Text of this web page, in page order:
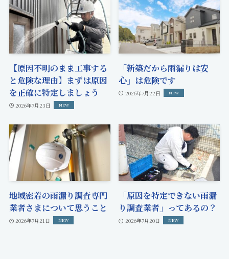
【原因不明のまま工事する
と危険な理由】まずは原因
を正確に特定しましょう
2026年7月23日
「新築だから雨漏りは安
心」は危険です
2026年7月22日
地域密着の雨漏り調査専門
業者さまについて思うこと
2026年7月21日
「原因を特定できない雨漏
り調査業者」ってあるの？
2026年7月20日